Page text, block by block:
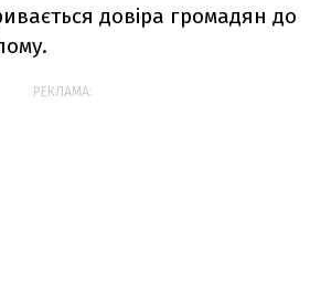
довіра громадян до
РЕКЛАМА: